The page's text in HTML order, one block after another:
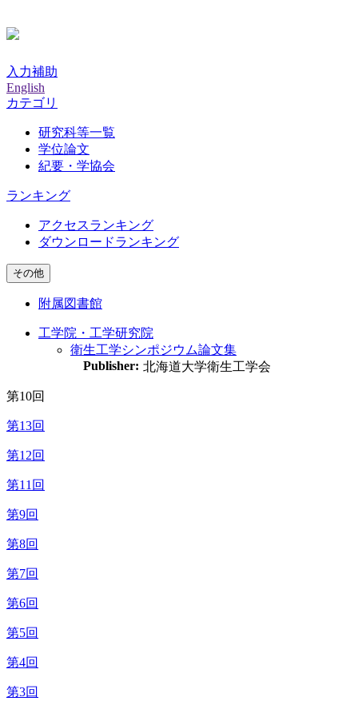
入力補助
English
カテゴリ
研究科等一覧
学位論文
紀要・学協会
ランキング
アクセスランキング
ダウンロードランキング
その他
附属図書館
工学院・工学研究院
衛生工学シンポジウム論文集
Publisher: 北海道大学衛生工学会
第10回
第13回
第12回
第11回
第9回
第8回
第7回
第6回
第5回
第4回
第3回